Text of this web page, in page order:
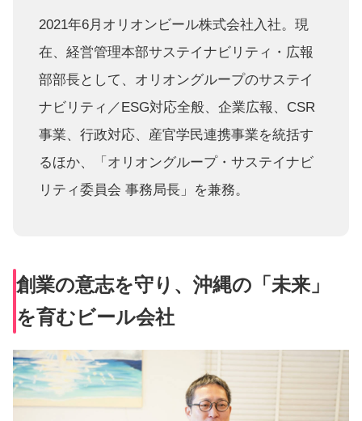
2021年6月オリオンビール株式会社入社。現
在、経営管理本部サステイナビリティ・広報
部部長として、オリオングループのサステイ
ナビリティ／ESG対応全般、企業広報、CSR
事業、行政対応、産官学民連携事業を統括す
るほか、「オリオングループ・サステイナビ
リティ委員会 事務局長」を兼務。
創業の意志を守り、沖縄の「未来」
を育むビール会社